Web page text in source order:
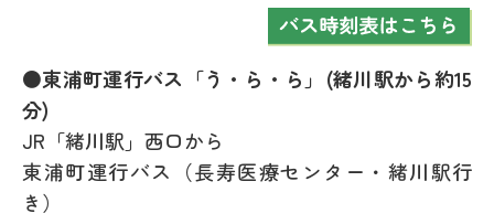
●東浦町運行バス「う・ら・ら」(緒川駅から約15
分)
JR「緒川駅」西口から
東浦町運行バス（長寿医療センター・緒川駅行
き）